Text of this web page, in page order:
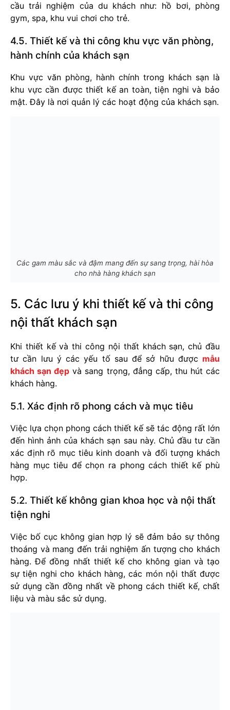
cầu trải nghiệm của du khách như: hồ bơi, phòng
gym, spa, khu vui chơi cho trẻ.
4.5. Thiết kế và thi công khu vực văn phòng,
hành chính của khách sạn
Khu vực văn phòng, hành chính trong khách sạn là
khu vực cần được thiết kế an toàn, tiện nghi và bảo
mật. Đây là nơi quản lý các hoạt động của khách sạn.
Các gam màu sắc và đậm mang đến sự sang trọng, hài hòa
cho nhà hàng khách sạn
5. Các lưu ý khi thiết kế và thi công
nội thất khách sạn
Khi thiết kế và thi công nội thất khách sạn, chủ đầu
tư cần lưu ý các yếu tố sau để sở hữu được mẫu
khách sạn đẹp và sang trọng, đẳng cấp, thu hút các
khách hàng.
5.1. Xác định rõ phong cách và mục tiêu
Việc lựa chọn phong cách thiết kế sẽ tác động rất lớn
đến hình ảnh của khách sạn sau này. Chủ đầu tư cần
xác định rõ mục tiêu kinh doanh và đối tượng khách
hàng mục tiêu để chọn ra phong cách thiết kế phù
hợp.
5.2. Thiết kế không gian khoa học và nội thất
tiện nghi
Việc bố cục không gian hợp lý sẽ đảm bảo sự thông
thoáng và mang đến trải nghiệm ấn tượng cho khách
hàng. Để đồng nhất thiết kế cho không gian và tạo
sự tiện nghi cho khách hàng, các món nội thất được
sử dụng cần đồng nhất về phong cách thiết kế, chất
liệu và màu sắc sử dụng.